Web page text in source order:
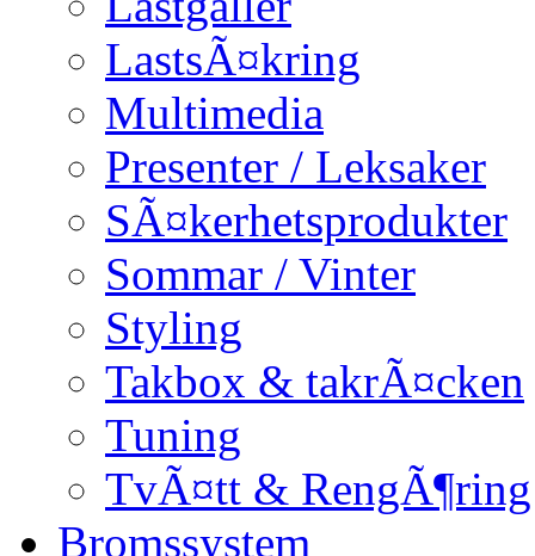
LastsÃ¤kring
Multimedia
Presenter / Leksaker
SÃ¤kerhetsprodukter
Sommar / Vinter
Styling
Takbox & takrÃ¤cken
Tuning
TvÃ¤tt & RengÃ¶ring
Bromssystem